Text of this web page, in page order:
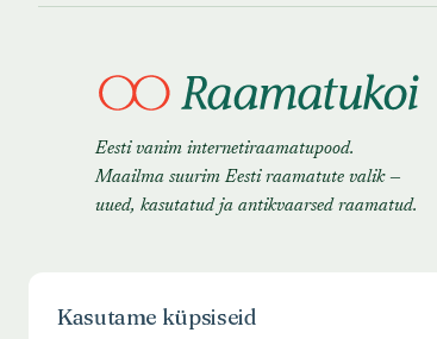
Eesti vanim internetiraamatupood.
Maailma suurim Eesti raamatute valik —
uued, kasutatud ja antikvaarsed raamatud.
Kasutame küpsiseid